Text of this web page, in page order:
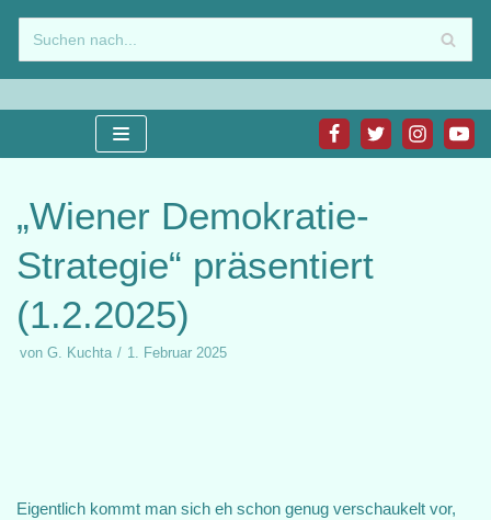
Zum
Inhalt
springen
„Wiener Demokratie-
Strategie“ präsentiert
(1.2.2025)
von G. Kuchta 1. Februar 2025
Eigentlich kommt man sich eh schon genug verschaukelt vor,